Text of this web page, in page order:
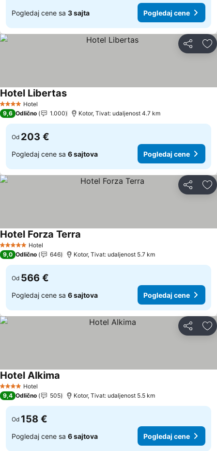
Pogledaj cene sa 3 sajta Pogledaj cene
Deli
4 ZvezdiceHotel
Hotel LibertasPogledaj cene
9,6 Odlično 1.000 Kotor, Tivat: udaljenost 4.7 km
Od 203 €
Pogledaj cene sa 6 sajtova Pogledaj cene
Deli
5 ZvezdiceHotel
Hotel Forza Terra
9,0 Odlično 646 Kotor, Tivat: udaljenost 5.7 km
Od 566 €
Pogledaj cene sa 6 sajtova Pogledaj cene
Deli
4 ZvezdiceHotel
Hotel Alkima
9,4 Odlično 505 Kotor, Tivat: udaljenost 5.5 km
Od 158 €
Pogledaj cene sa 6 sajtova Pogledaj cene